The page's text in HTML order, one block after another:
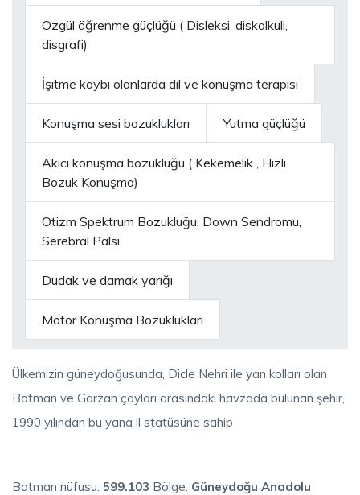
Özgül öğrenme güçlüğü ( Disleksi, diskalkuli,
disgrafi)
İşitme kaybı olanlarda dil ve konuşma terapisi
Konuşma sesi bozuklukları Yutma güçlüğü
Akıcı konuşma bozukluğu ( Kekemelik , Hızlı
Bozuk Konuşma)
Otizm Spektrum Bozukluğu, Down Sendromu,
Serebral Palsi
Dudak ve damak yarığı
Motor Konuşma Bozuklukları
Ülkemizin güneydoğusunda, Dicle Nehri ile yan kolları olan
Batman ve Garzan çayları arasındaki havzada bulunan şehir,
1990 yılından bu yana il statüsüne sahip
Batman nüfusu: 599.103 Bölge: Güneydoğu Anadolu